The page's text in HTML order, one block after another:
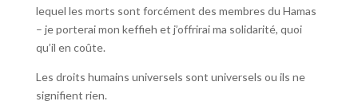
lequel les morts sont forcément des membres du Hamas
– je porterai mon keffieh et j’offrirai ma solidarité, quoi
qu’il en coûte.
Les droits humains universels sont universels ou ils ne
signifient rien.